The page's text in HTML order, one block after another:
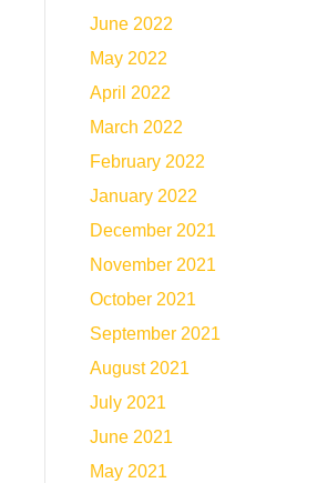
June 2022
May 2022
April 2022
March 2022
February 2022
January 2022
December 2021
November 2021
October 2021
September 2021
August 2021
July 2021
June 2021
May 2021